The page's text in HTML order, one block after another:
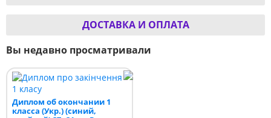
ДОСТАВКА И ОПЛАТА
Вы недавно просматривали
Диплом об окончании 1
класса (Укр.) (синий,